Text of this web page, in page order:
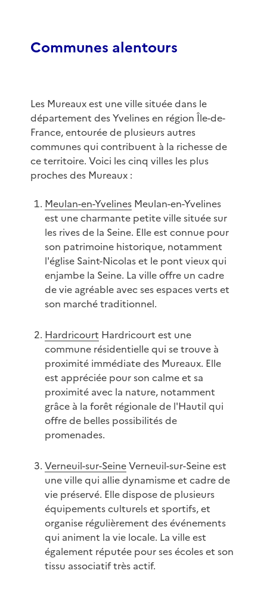
Communes alentours
Les Mureaux est une ville située dans le
département des Yvelines en région Île-de-
France, entourée de plusieurs autres
communes qui contribuent à la richesse de
ce territoire. Voici les cinq villes les plus
proches des Mureaux :
Meulan-en-YvelinesMeulan-en-Yvelines
est une charmante petite ville située sur
les rives de la Seine. Elle est connue pour
son patrimoine historique, notamment
l'église Saint-Nicolas et le pont vieux qui
enjambe la Seine. La ville offre un cadre
de vie agréable avec ses espaces verts et
son marché traditionnel.
Hardricourt Hardricourt est une
commune résidentielle qui se trouve à
proximité immédiate des Mureaux. Elle
est appréciée pour son calme et sa
proximité avec la nature, notamment
grâce à la forêt régionale de l'Hautil qui
offre de belles possibilités de
promenades.
Verneuil-sur-SeineVerneuil-sur-Seine est
une ville qui allie dynamisme et cadre de
vie préservé. Elle dispose de plusieurs
équipements culturels et sportifs, et
organise régulièrement des événements
qui animent la vie locale. La ville est
également réputée pour ses écoles et son
tissu associatif très actif.